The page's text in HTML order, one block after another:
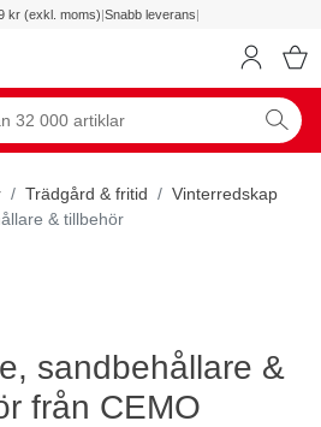
kr (exkl. moms)|Snabb leverans|
Trädgård & fritid
Vinterredskap
& tillbehör
sandbehållare &
från CEMO